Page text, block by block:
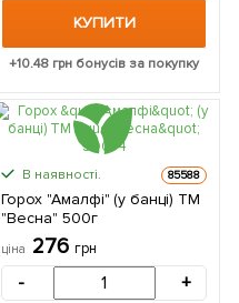
КУПИТИ
+10.48 грн бонусів за покупку
В наявності. 85588
Горох "Амалфі" (у банці) ТМ
"Весна" 500г
ціна 276 грн
- +